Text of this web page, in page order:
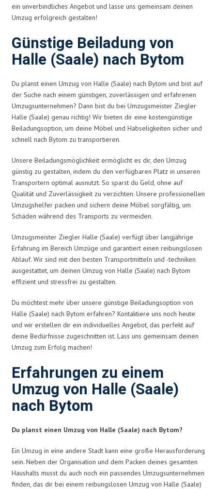
ein unverbindliches Angebot und lasse uns gemeinsam deinen
Umzug erfolgreich gestalten!
Günstige Beiladung von
Halle (Saale) nach Bytom
Du planst einen Umzug von Halle (Saale) nach Bytom und bist auf
der Suche nach einem günstigen, zuverlässigen und erfahrenen
Umzugsunternehmen? Dann bist du bei Umzugsmeister Ziegler
Halle (Saale) genau richtig! Wir bieten dir eine kostengünstige
Beiladungsoption, um deine Möbel und Habseligkeiten sicher und
schnell nach Bytom zu transportieren.
Unsere Beiladungsmöglichkeit ermöglicht es dir, den Umzug
günstig zu gestalten, indem du den verfügbaren Platz in unseren
Transportern optimal ausnutzt. So sparst du Geld, ohne auf
Qualität und Zuverlässigkeit zu verzichten. Unsere professionellen
Umzugshelfer packen und sichern deine Möbel sorgfältig, um
Schäden während des Transports zu vermeiden.
Umzugsmeister Ziegler Halle (Saale) verfügt über langjährige
Erfahrung im Bereich Umzüge und garantiert einen reibungslosen
Ablauf. Wir sind mit den besten Transportmitteln und -techniken
ausgestattet, um deinen Umzug von Halle (Saale) nach Bytom
effizient und stressfrei zu gestalten.
Du möchtest mehr über unsere günstige Beiladungsoption von
Halle (Saale) nach Bytom erfahren? Kontaktiere uns noch heute
und wir erstellen dir ein individuelles Angebot, das perfekt auf
deine Bedürfnisse zugeschnitten ist. Lass uns gemeinsam deinen
Umzug zum Erfolg machen!
Erfahrungen zu einem
Umzug von Halle (Saale)
nach Bytom
Du planst einen Umzug von Halle (Saale) nach Bytom?
Ein Umzug in eine andere Stadt kann eine große Herausforderung
sein. Neben der Organisation und dem Packen deines gesamten
Haushalts musst du auch noch ein passendes Umzugsunternehmen
finden, das dir bei einem reibungslosen Umzug von Halle (Saale)